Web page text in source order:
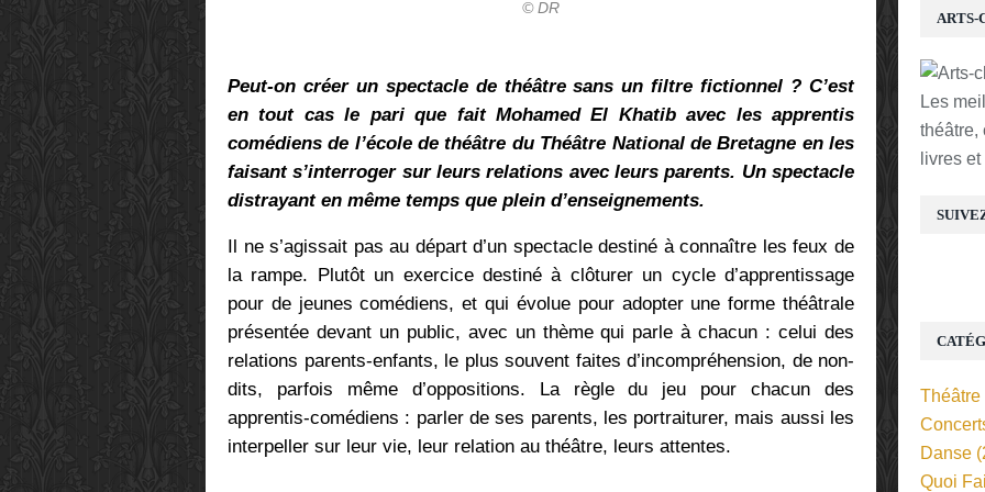
© DR
Peut-on créer un spectacle de théâtre sans un filtre fictionnel ? C’est
en tout cas le pari que fait Mohamed El Khatib avec les apprentis
comédiens de l’école de théâtre du Théâtre National de Bretagne en les
faisant s’interroger sur leurs relations avec leurs parents. Un spectacle
distrayant en même temps que plein d’enseignements.
Il ne s’agissait pas au départ d’un spectacle destiné à connaître les feux de
la rampe. Plutôt un exercice destiné à clôturer un cycle d’apprentissage
pour de jeunes comédiens, et qui évolue pour adopter une forme théâtrale
présentée devant un public, avec un thème qui parle à chacun : celui des
relations parents-enfants, le plus souvent faites d’incompréhension, de non-
dits, parfois même d’oppositions. La règle du jeu pour chacun des
apprentis-comédiens : parler de ses parents, les portraiturer, mais aussi les
interpeller sur leur vie, leur relation au théâtre, leurs attentes.
ARTS-
Les
théâtre,
livres
Théâtre
Danse
Quoi